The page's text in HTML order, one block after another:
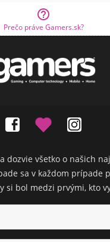

Prečo práve Gamers.sk?
dozvie všetko o našich
sa v každom prípade
si bol medzi prvými, kto